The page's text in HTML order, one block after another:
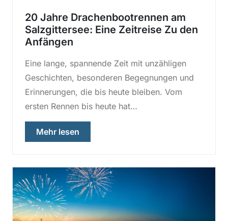
20 Jahre Drachenbootrennen am
Salzgittersee: Eine Zeitreise Zu den
Anfängen
Eine lange, spannende Zeit mit unzähligen
Geschichten, besonderen Begegnungen und
Erinnerungen, die bis heute bleiben. Vom
ersten Rennen bis heute hat…
Mehr lesen